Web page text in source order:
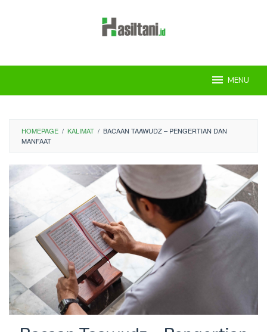
MENU
HOMEPAGE / KALIMAT / BACAAN TAAWUDZ – PENGERTIAN DAN
MANFAAT